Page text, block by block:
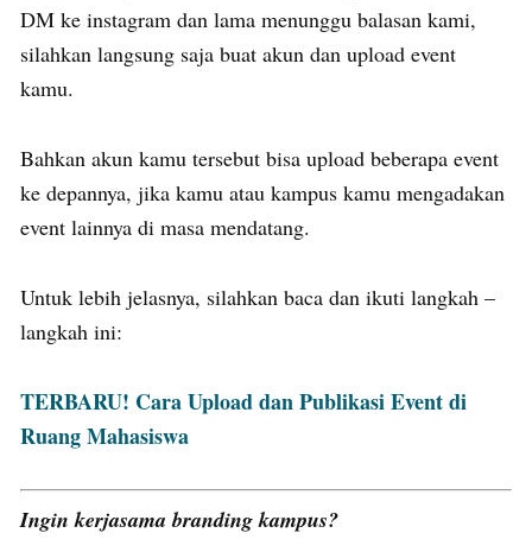
DM ke instagram dan lama menunggu balasan kami,
silahkan langsung saja buat akun dan upload event
kamu.
Bahkan akun kamu tersebut bisa upload beberapa event
ke depannya, jika kamu atau kampus kamu mengadakan
event lainnya di masa mendatang.
Untuk lebih jelasnya, silahkan baca dan ikuti langkah –
langkah ini:
TERBARU! Cara Upload dan Publikasi Event di
Ruang Mahasiswa
Ingin kerjasama branding kampus?